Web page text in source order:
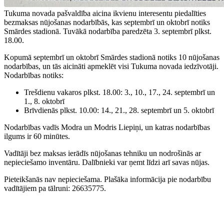
Tukuma novada pašvaldība aicina ikvienu interesentu piedalīties
bezmaksas nūjošanas nodarbībās, kas septembrī un oktobrī notiks
Smārdes stadionā. Tuvākā nodarbība paredzēta 3. septembrī plkst.
18.00.
Kopumā septembrī un oktobrī Smārdes stadionā notiks 10 nūjošanas
nodarbības, un tās aicināti apmeklēt visi Tukuma novada iedzīvotāji.
Nodarbības notiks:
Trešdienu vakaros plkst. 18.00: 3., 10., 17., 24. septembrī un
1., 8. oktobrī
Brīvdienās plkst. 10.00: 14., 21., 28. septembrī un 5. oktobrī
Nodarbības vadīs Modra un Modris Liepiņi, un katras nodarbības
ilgums ir 60 minūtes.
Vadītāji bez maksas ierādīs nūjošanas tehniku un nodrošinās ar
nepieciešamo inventāru. Dalībnieki var ņemt līdzi arī savas nūjas.
Pieteikšanās nav nepieciešama. Plašāka informācija pie nodarbību
vadītājiem pa tālruni: 26635775.